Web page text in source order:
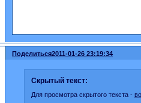
Поделиться2011-01-26 23:19:34
Скрытый текст:
Для просмотра скрытого текста -